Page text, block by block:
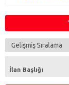
İlan Başlığı